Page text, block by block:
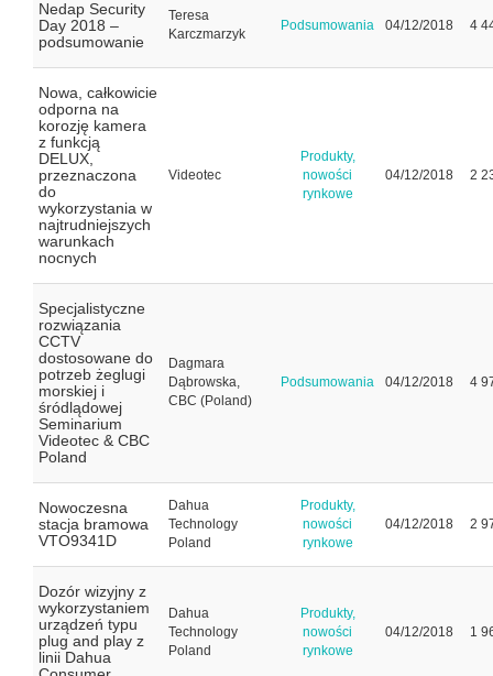
Nedap Security
Day 2018 –
podsumowanie
Teresa
Karczmarzyk
Podsumowania 04/12/2018 4
Nowa, całkowicie
odporna na
korozję kamera
z funkcją
DELUX,
przeznaczona
do
wykorzystania w
najtrudniejszych
warunkach
nocnych
Videotec
Produkty,
nowości
rynkowe
04/12/2018 2
Specjalistyczne
rozwiązania
CCTV
dostosowane do
potrzeb żeglugi
morskiej i
śródlądowej
Seminarium
Videotec & CBC
Poland
Dagmara
Dąbrowska,
CBC (Poland)
Podsumowania 04/12/2018 4
Nowoczesna
stacja bramowa
VTO9341D
Dahua
Technology
Poland
Produkty,
nowości
rynkowe
04/12/2018 2
Dozór wizyjny z
wykorzystaniem
urządzeń typu
plug and play z
linii Dahua
Dahua
Technology
Poland
Produkty,
nowości
rynkowe
04/12/2018 1